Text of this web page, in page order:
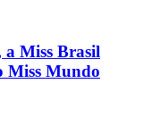
a Miss Brasil
Miss Mundo